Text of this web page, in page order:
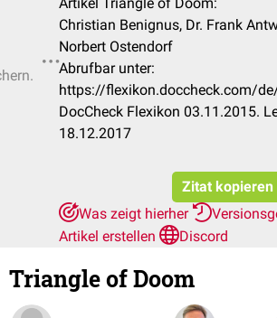
Christian Benignus, Dr. Frank
Norbert Ostendorf
Abrufbar unter:
https://flexikon.doccheck.com/
DocCheck Flexikon 03.11.2015.
18.12.2017
Zitat kopieren
Was zeigt hierher
Artikel erstellen
Discord
Triangle of Doom